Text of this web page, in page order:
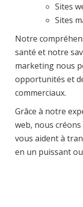
Sites
Sites
Notre
santé et notre
marketing nous
opportunités et
commerciaux.
Grâce à notre
web, nous
vous aident à
en un puissant